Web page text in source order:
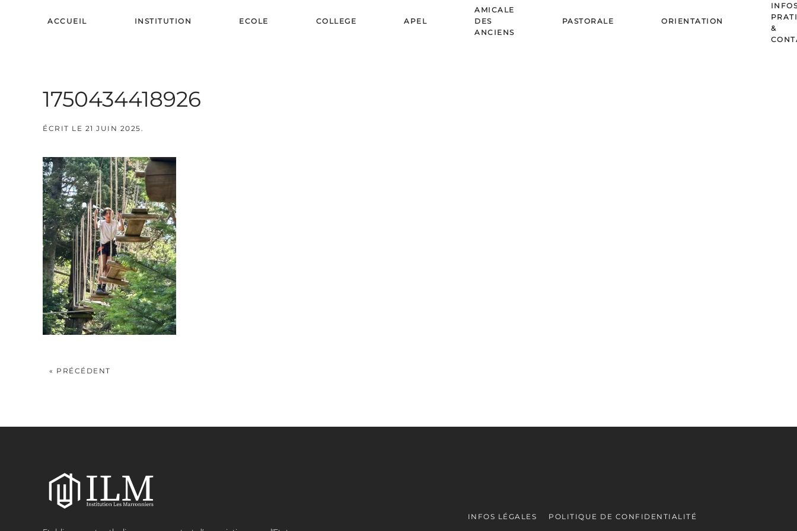
ACCUEIL INSTITUTION ECOLE COLLEGE APEL
AMICALE
DES
ANCIENS
PASTORALE ORIENTATION
&
1750434418926
ÉCRIT LE 21 JUIN 2025.
« PRÉCÉDENT
INFOS LÉGALES POLITIQUE DE CONFIDENTIALITÉ